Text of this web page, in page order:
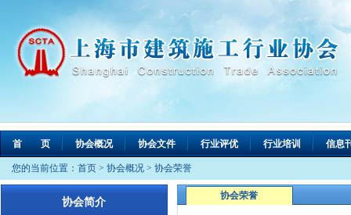
首 页 协会概况 协会文件 行业评优 行业培训 信息
您的当前位置： 首页 > 协会概况 > 协会荣誉
协会简介
协会荣誉